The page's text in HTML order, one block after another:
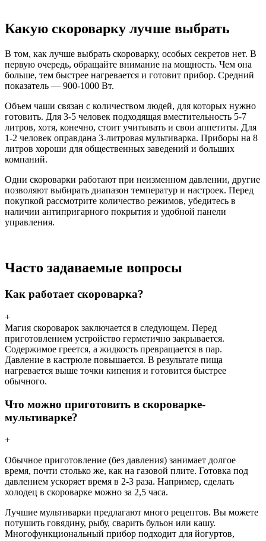
Какую скороварку лучше выбрать
В том, как лучше выбрать скороварку, особых секретов нет. В
первую очередь, обращайте внимание на мощность. Чем она
больше, тем быстрее нагревается и готовит прибор. Средний
показатель — 900-1000 Вт.
Объем чаши связан с количеством людей, для которых нужно
готовить. Для 3-5 человек подходящая вместительность 5-7
литров, хотя, конечно, стоит учитывать и свои аппетиты. Для
1-2 человек оправдана 3-литровая мультиварка. Приборы на 8
литров хороши для общественных заведений и больших
компаний.
Одни скороварки работают при неизменном давлении, другие
позволяют выбирать диапазон температур и настроек. Перед
покупкой рассмотрите количество режимов, убедитесь в
наличии антипригарного покрытия и удобной панели
управления.
Часто задаваемые вопросы
Как работает скороварка?
+
Магия скороварок заключается в следующем. Перед
приготовлением устройство герметично закрывается.
Содержимое греется, а жидкость превращается в пар.
Давление в кастрюле повышается. В результате пища
нагревается выше точки кипения и готовится быстрее
обычного.
Что можно приготовить в скороварке-
мультиварке?
+
Обычное приготовление (без давления) занимает долгое
время, почти столько же, как на газовой плите. Готовка под
давлением ускоряет время в 2-3 раза. Например, сделать
холодец в скороварке можно за 2,5 часа.
Лучшие мультиварки предлагают много рецептов. Вы можете
потушить говядину, рыбу, сварить бульон или кашу.
Многофункциональный прибор подходит для йогуртов,